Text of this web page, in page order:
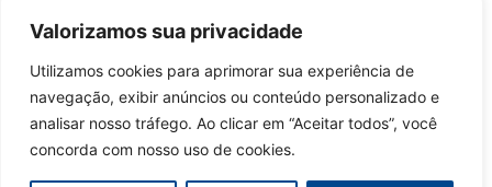
Valorizamos sua privacidade
Utilizamos cookies para aprimorar sua experiência de
navegação, exibir anúncios ou conteúdo personalizado e
analisar nosso tráfego. Ao clicar em “Aceitar todos”, você
concorda com nosso uso de cookies.